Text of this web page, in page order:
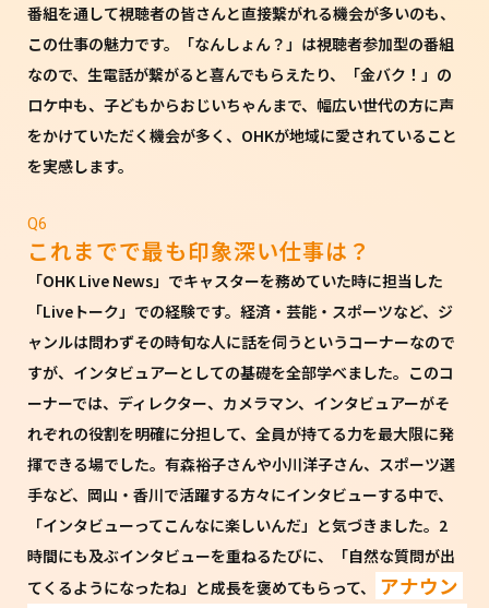
番組を通して視聴者の皆さんと直接繋がれる機会が多いのも、
この仕事の魅力です。「なんしょん？」は視聴者参加型の番組
なので、生電話が繋がると喜んでもらえたり、「金バク！」の
ロケ中も、子どもからおじいちゃんまで、幅広い世代の方に声
をかけていただく機会が多く、OHKが地域に愛されていること
を実感します。
Q6
これまでで最も印象深い仕事は？
「OHK Live News」でキャスターを務めていた時に担当した
「Liveトーク」での経験です。経済・芸能・スポーツなど、ジ
ャンルは問わずその時旬な人に話を伺うというコーナーなので
すが、インタビュアーとしての基礎を全部学べました。このコ
ーナーでは、ディレクター、カメラマン、インタビュアーがそ
れぞれの役割を明確に分担して、全員が持てる力を最大限に発
揮できる場でした。有森裕子さんや小川洋子さん、スポーツ選
手など、岡山・香川で活躍する方々にインタビューする中で、
「インタビューってこんなに楽しいんだ」と気づきました。2
時間にも及ぶインタビューを重ねるたびに、「自然な質問が出
てくるようになったね」と成長を褒めてもらって、
アナウン